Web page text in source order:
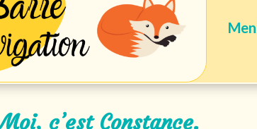
c’est Constance.